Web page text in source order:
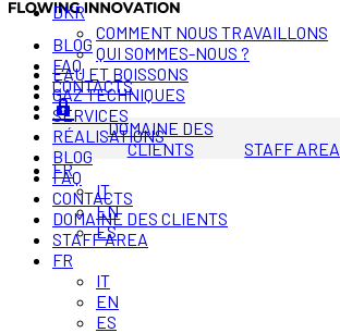
BLOG
FAQ
CONTACTS
DOMAINE DES
CLIENTS
STAFF AREA
FR
IT
EN
ES
DKR
COMMENT NOUS TRAVAILLONS
QUI SOMMES-NOUS ?
EAU ET BOISSONS
GAZ TECHNIQUES
SERVICES
RÉALISATIONS
BLOG
FAQ
CONTACTS
DOMAINE DES CLIENTS
STAFF AREA
FR
IT
EN
ES